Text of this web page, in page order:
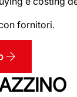
fornitori.